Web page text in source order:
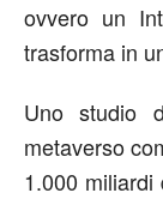
ovvero un
trasforma in
Uno studio
metaverso
1.000 miliardi